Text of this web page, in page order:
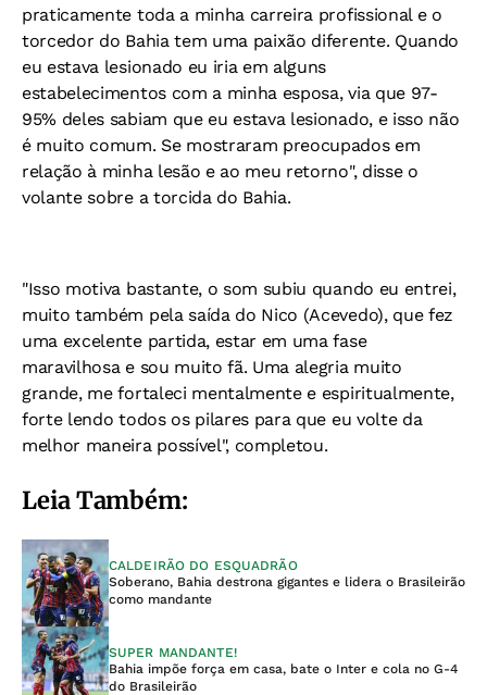
praticamente toda a minha carreira profissional e o
torcedor do Bahia tem uma paixão diferente. Quando
eu estava lesionado eu iria em alguns
estabelecimentos com a minha esposa, via que 97-
95% deles sabiam que eu estava lesionado, e isso não
é muito comum. Se mostraram preocupados em
relação à minha lesão e ao meu retorno", disse o
volante sobre a torcida do Bahia.
"Isso motiva bastante, o som subiu quando eu entrei,
muito também pela saída do Nico (Acevedo), que fez
uma excelente partida, estar em uma fase
maravilhosa e sou muito fã. Uma alegria muito
grande, me fortaleci mentalmente e espiritualmente,
forte lendo todos os pilares para que eu volte da
melhor maneira possível", completou.
Leia Também:
CALDEIRÃO DO ESQUADRÃO
Soberano, Bahia destrona gigantes e lidera o Brasileirão
como mandante
SUPER MANDANTE!
Bahia impõe força em casa, bate o Inter e cola no G-4
do Brasileirão